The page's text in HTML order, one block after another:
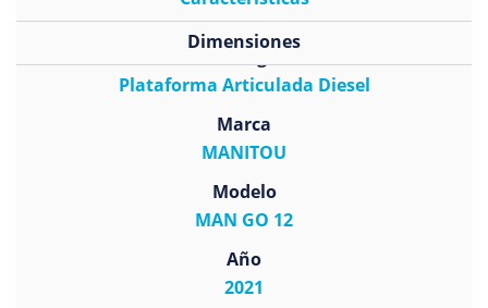
Subcategoría
Plataforma Articulada Diesel
Marca
MANITOU
Modelo
MAN GO 12
Año
2021
Dimensiones